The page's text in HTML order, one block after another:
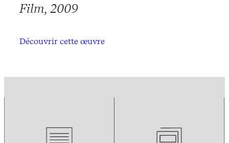
Film, 2009
Découvrir cette œuvre